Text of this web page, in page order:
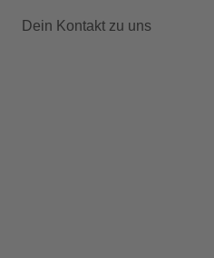
Dein Kontakt zu uns